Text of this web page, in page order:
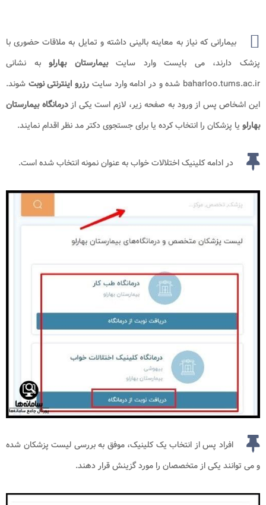
بیمارانی که نیاز به معاینه بالینی داشته و تمایل به ملاقات حضوری با
پزشک دارند، می بایست وارد سایتبیمارستان بهارلوبه نشانی
baharloo.tums.ac.ir شده و در ادامه وارد سایت
رزرو اینترنتی نوبت شوند.
این اشخاص پس از ورود به صفحه زیر، لازم است یکی ازدرمانگاه بیمارستان
بهارلو یا پزشکان را انتخاب کرده یا برای جستجوی دکتر مد نظر اقدام نمایند.
در ادامه کلینیک اختلالات خواب به عنوان نمونه انتخاب شده است.
افراد پس از انتخاب یک کلینیک، موفق به بررسی لیست پزشکان شده
و می توانند یکی از متخصصان را مورد گزینش قرار دهند.